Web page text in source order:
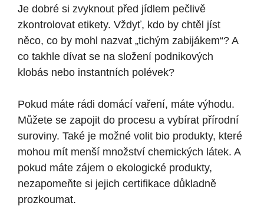
Je dobré si zvyknout před jídlem pečlivě
zkontrolovat etikety. Vždyť, kdo by chtěl jíst
něco, co by mohl nazvat „tichým zabijákem“? A
co takhle dívat se na složení podnikových
klobás nebo instantních polévek?
Pokud máte rádi domácí vaření, máte výhodu.
Můžete se zapojit do procesu a vybírat přírodní
suroviny. Také je možné volit bio produkty, které
mohou mít menší množství chemických látek. A
pokud máte zájem o ekologické produkty,
nezapomeňte si jejich certifikace důkladně
prozkoumat.